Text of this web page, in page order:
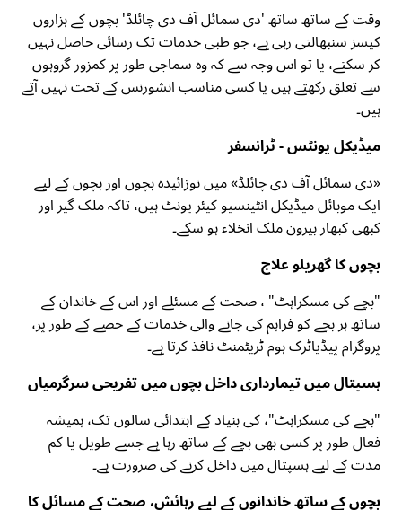
وقت کے ساتھ ساتھ 'دی سمائل آف دی چائلڈ' بچوں کے ہزاروں
کیسز سنبھالتی رہی ہے، جو طبی خدمات تک رسائی حاصل نہیں
کر سکتے، یا تو اس وجہ سے کہ وہ سماجی طور پر کمزور گروہوں
سے تعلق رکھتے ہیں یا کسی مناسب انشورنس کے تحت نہیں آتے
ہیں۔
میڈیکل یونٹس - ٹرانسفر
«دی سمائل آف دی چائلڈ» میں نوزائیدہ بچوں اور بچوں کے لیے
ایک موبائل میڈیکل انٹینسیو کیئر یونٹ ہیں، تاکہ ملک گیر اور
کبھی کبھار بیرون ملک انخلاء ہو سکے۔
بچوں کا گھریلو علاج
"بچے کی مسکراہٹ" ، صحت کے مسئلے اور اس کے خاندان کے
ساتھ ہر بچے کو فراہم کی جانے والی خدمات کے حصے کے طور پر،
پروگرام پیڈیاٹرک ہوم ٹریٹمنٹ نافذ کرتا ہے۔
ہسپتال میں تیمارداری داخل بچوں میں تفریحی سرگرمیاں
"بچے کی مسکراہٹ"، کی بنیاد کے ابتدائی سالوں تک، ہمیشہ
فعال طور پر کسی بھی بچے کے ساتھ رہا ہے جسے طویل یا کم
مدت کے لیے ہسپتال میں داخل کرنے کی ضرورت ہے۔
بچوں کے ساتھ خاندانوں کے لیے رہائش، صحت کے مسائل کا